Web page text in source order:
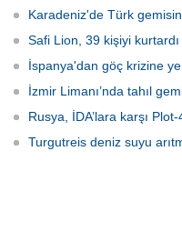
Karadeniz'de Türk
Safi Lion, 39 kişiyi kurtardı
İspanya'dan göç krizine
İzmir Limanı’nda tahıl
Rusya, İDA’lara karşı
Turgutreis deniz suyu